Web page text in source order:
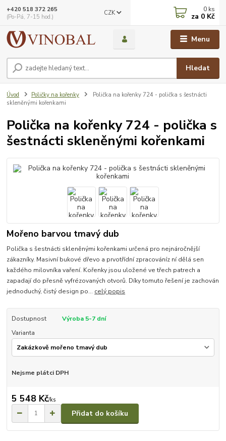
Menu
CZK
Hledat
+420 518 372 265
(Po-Pá, 7-15 hod.)
0 ks
za 0 Kč
Úvod Poličky na kořenky
Polička na kořenky 724 - polička s šestnácti
skleněnými kořenkami
Polička na kořenky 724 - polička s
šestnácti skleněnými kořenkami
Mořeno barvou tmavý dub
Polička s šestnácti skleněnými kořenkami určená pro nejnáročnější
zákazníky. Masivní bukové dřevo a prvotřídní zpracováníz ní dělá sen
každého milovníka vaření. Kořenky jsou uložené ve třech patrech a
zapadají do přesně vyfrézovaných otvorů. Díky tomuto řešení je zachován
jednoduchý, čistý design po... celý popis
Dostupnost
Výroba 5-7 dní
Varianta
Nejsme plátci DPH
5 548 Kč/ks
Přidat do košíku